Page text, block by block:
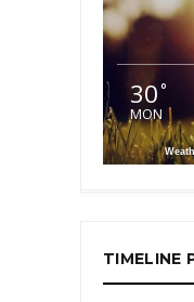
30°
MON
TIMELINE